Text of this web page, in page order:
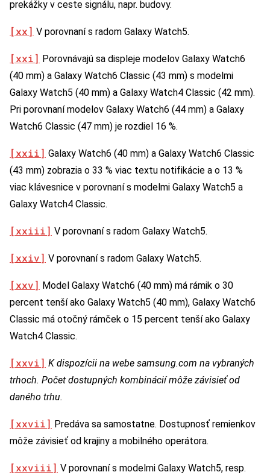
prekážky v ceste signálu, napr. budovy.
[xx] V porovnaní s radom Galaxy Watch5.
[xxi] Porovnávajú sa displeje modelov Galaxy Watch6
(40 mm) a Galaxy Watch6 Classic (43 mm) s modelmi
Galaxy Watch5 (40 mm) a Galaxy Watch4 Classic (42 mm).
Pri porovnaní modelov Galaxy Watch6 (44 mm) a Galaxy
Watch6 Classic (47 mm) je rozdiel 16 %.
[xxii] Galaxy Watch6 (40 mm) a Galaxy Watch6 Classic
(43 mm) zobrazia o 33 % viac textu notifikácie a o 13 %
viac klávesnice v porovnaní s modelmi Galaxy Watch5 a
Galaxy Watch4 Classic.
[xxiii] V porovnaní s radom Galaxy Watch5.
[xxiv] V porovnaní s radom Galaxy Watch5.
[xxv] Model Galaxy Watch6 (40 mm) má rámik o 30
percent tenší ako Galaxy Watch5 (40 mm), Galaxy Watch6
Classic má otočný rámček o 15 percent tenší ako Galaxy
Watch4 Classic.
[xxvi] K dispozícii na webe samsung.com na vybraných
trhoch. Počet dostupných kombinácií môže závisieť od
daného trhu.
[xxvii] Predáva sa samostatne. Dostupnosť remienkov
môže závisieť od krajiny a mobilného operátora.
[xxviii] V porovnaní s modelmi Galaxy Watch5, resp.